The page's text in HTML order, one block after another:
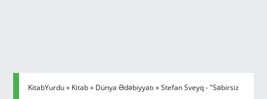
KitabYurdu» Kitab» Dünya Ədəbiyyatı » Stefan Sveyq - "Səbirsiz